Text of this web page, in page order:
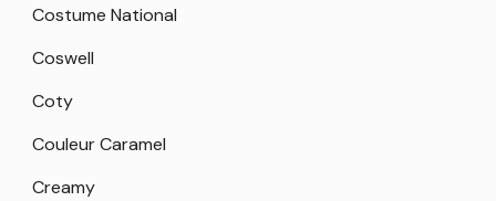
Costume National
Coswell
Coty
Couleur Caramel
Creamy